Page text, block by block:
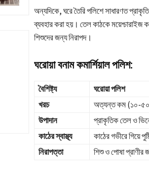
অন্যদিকে, ঘরে তৈরি পলিশে সাধারণত
ব্যবহার করা হয়। তেল কাঠকে ময়েশ্চারাইজ
শিশুদের জন্য নিরাপদ।
ঘরোয়া বনাম কমার্শিয়াল পলিশ:
বৈশিষ্ট্য ঘরোয়া পলিশ
খরচ
অত্যন্ত কম (১০-৫০
উপাদান
প্রাকৃতিক তেল ও
কাঠের স্বাস্থ্য
কাঠের গভীরে গিয়ে
নিরাপত্তা
শিশু ও পোষা প্রাণীর